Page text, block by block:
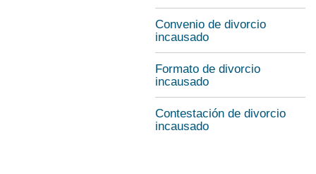
Convenio de divorcio
incausado
Formato de divorcio
incausado
Contestación de divorcio
incausado